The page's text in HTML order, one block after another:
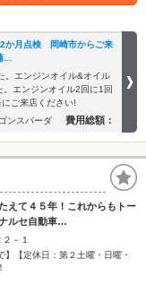
か月点検 岡崎市からご来
…
。エンジンオイル&オイル
エンジンオイル2回に1回
ご来店ください!
ンスパーダ 費用総額：
えて４５年！これからもトー
ルセ自動車…
－１
】【定休日：第２土曜・日曜・